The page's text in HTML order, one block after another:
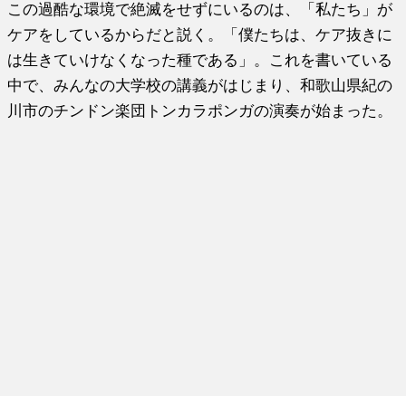
この過酷な環境で絶滅をせずにいるのは、「私たち」が
ケアをしているからだと説く。「僕たちは、ケア抜きに
は生きていけなくなった種である」。これを書いている
中で、みんなの大学校の講義がはじまり、和歌山県紀の
川市のチンドン楽団トンカラポンガの演奏が始まった。